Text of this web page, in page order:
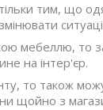
тим, що
мебеллю, то
на інтер'єр.
то також
щойно з